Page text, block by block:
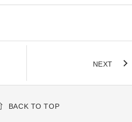
NEXT
BACK TO TOP